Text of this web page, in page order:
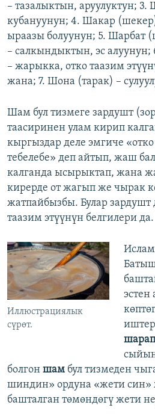
– тазалыктын, аруулуктун; 3.
кубануунун; 4. Шакар
ыраазы болуунун; 5. Шарбат
– салкындыктын, эс
– жарыкка, отко таазим
жана; 7. Шона (тарак) –
Шам бул тизмеге зардушт
таасиринен улам кирип
кыргыздар деле эмгиче «отко
тебелебе» деп айтып, жаш
калганда ысырыктап, жана
кирерде от жагып же чырак
жатпайбызбы. Булар
таазим этүүнүн белгилери да.
Иллюстрациялык
сүрөт.
эстен
шарап
болгон шам бул тизмеден
шиндин» ордуна «жети син»
башталган төмөндөгү жети